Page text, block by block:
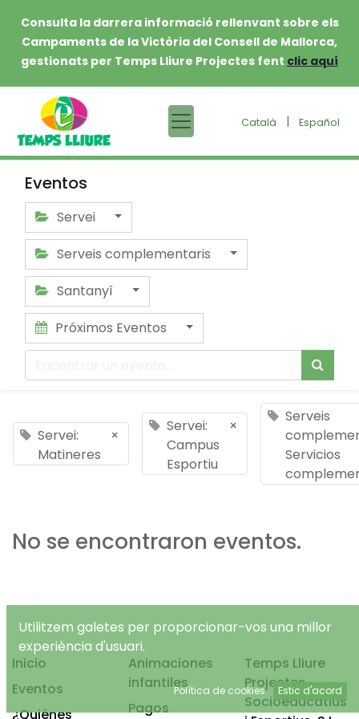
Consulta la darrera informació rellenvant sobre els
Campaments de la Victòria del Consell de Mallorca,
gestionats per Temps Lliure Projectes fent clic aquí
Català | Español
Eventos
Servei
Serveis complementaris
Santanyí
Próximos Eventos
Servei:
Matineres
×
Servei:
Campus
Esportiu
×
Serveis
Servicios
No se encontraron eventos.
Inicio
Eventos
¿Quiénes
Animaciones
infantiles
Pagos
Temps Lliure
Projectes
Socioeducatius
Utilitzem galetes per proporcionar-vos una millor
experiència d'usuari.
Política de cookies Estic d'acord